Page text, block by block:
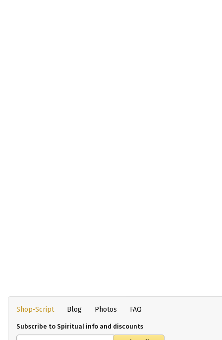
Shop-Script Blog Photos FAQ
Subscribe to Spiritual info and discounts